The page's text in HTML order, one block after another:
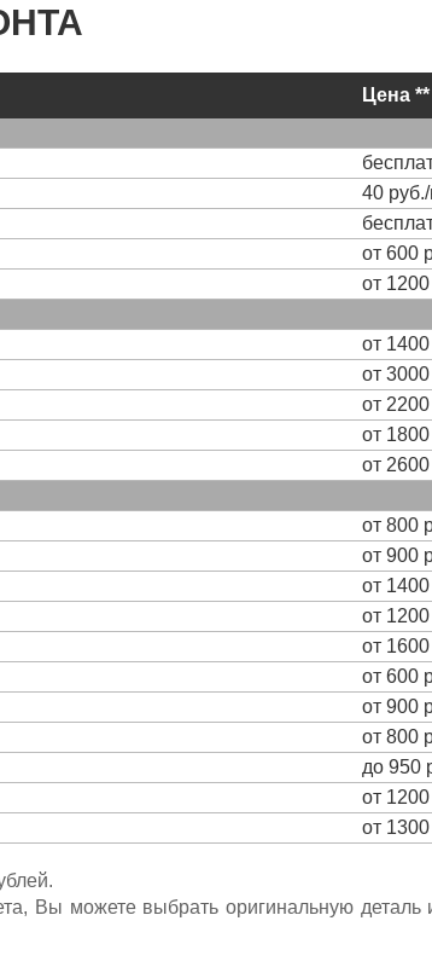
Цена **
40
от 600
от
от
от
от
от
от
от 800
от 900
от
от
от
от 600
от 900
от 800
до 950
от
от
Вы можете выбрать оригинальную деталь